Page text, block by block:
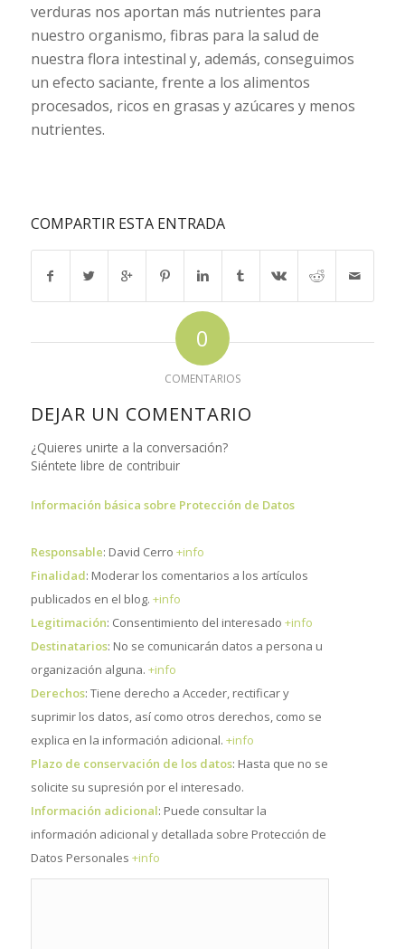
verduras nos aportan más nutrientes para
nuestro organismo, fibras para la salud de
nuestra flora intestinal y, además, conseguimos
un efecto saciante, frente a los alimentos
procesados, ricos en grasas y azúcares y menos
nutrientes.
COMPARTIR ESTA ENTRADA
0
COMENTARIOS
DEJAR UN COMENTARIO
¿Quieres unirte a la conversación?
Siéntete libre de contribuir
Información básica sobre Protección de Datos
Responsable: David Cerro +info
Finalidad: Moderar los comentarios a los artículos
publicados en el blog. +info
Legitimación: Consentimiento del interesado +info
Destinatarios: No se comunicarán datos a persona u
organización alguna. +info
Derechos: Tiene derecho a Acceder, rectificar y
suprimir los datos, así como otros derechos, como se
explica en la información adicional. +info
Plazo de conservación de los datos: Hasta que no se
solicite su supresión por el interesado.
Información adicional: Puede consultar la
información adicional y detallada sobre Protección de
Datos Personales +info